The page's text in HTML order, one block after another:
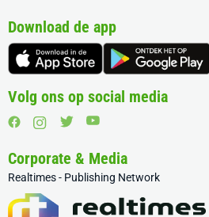
Download de app
Volg ons op social media
Corporate & Media
Realtimes - Publishing Network